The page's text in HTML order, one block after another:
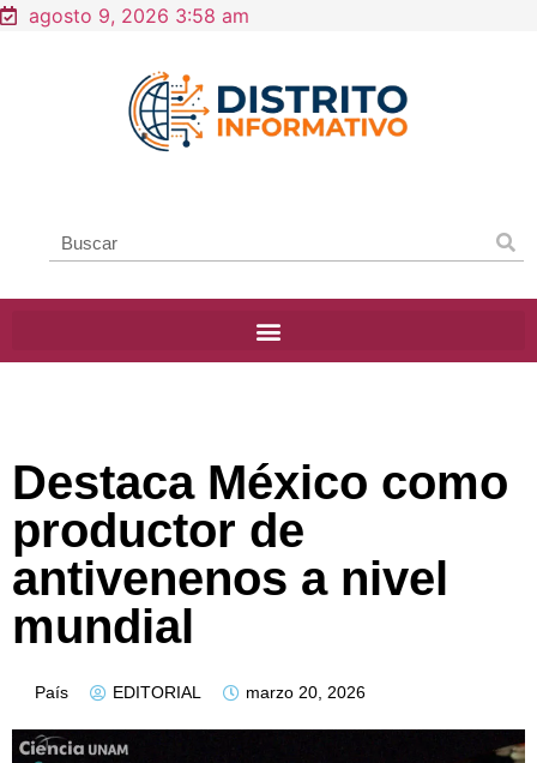
agosto 9, 2026 3:58 am
Destaca México como
productor de
antivenenos a nivel
mundial
País EDITORIAL marzo 20, 2026